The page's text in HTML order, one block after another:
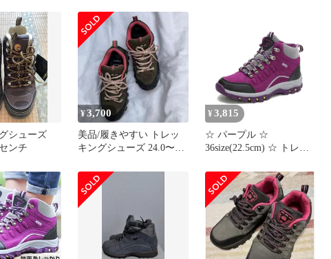
キングシュ
レディース
ューズ 登山
カー ひも
ィースシュ
くつ 靴 ト
ハイキング
ハイカットスエード 耐磨
耗 トレッキングシューズ
防滑 スニーカー 防水 レ
ディース ハイカット メ
ンズ ハイキングシューズ
ズ スポーツシューズ ト
レッキングシューズ ウォ
ーキングシューズ スニー
カー シューズ 軽い 滑り
止め すべり止め 通気性
シューズ
ンチ
¥3,700
美品/履きやすい トレッ
キングシューズ 24.0〜
¥ 3,815
☆ パープル ☆
36size(22.5cm) ☆ トレッ
グシューズ トレッキング
シューズ レディース ス
ニーカー シューズ 登山
靴 ハイキング アウトド
ア 登山 ハイキングシュ
ーズ トレッキング 運動
靴 キャンプ カジュアル